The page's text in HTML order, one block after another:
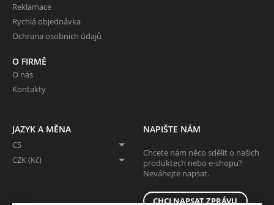
Reklamace
Rychlá objednávka
Ochrana osobních údajů
O FIRMĚ
O nás
Kontakty
JAZYK A MĚNA
CS
CZK (Kč)
NAPIŠTE NÁM
Chcete nám něco sdělit o našich
produktech nebo e-shopu?
Neváhejte napsat.
CHCI NAPSAT ZPRÁVU